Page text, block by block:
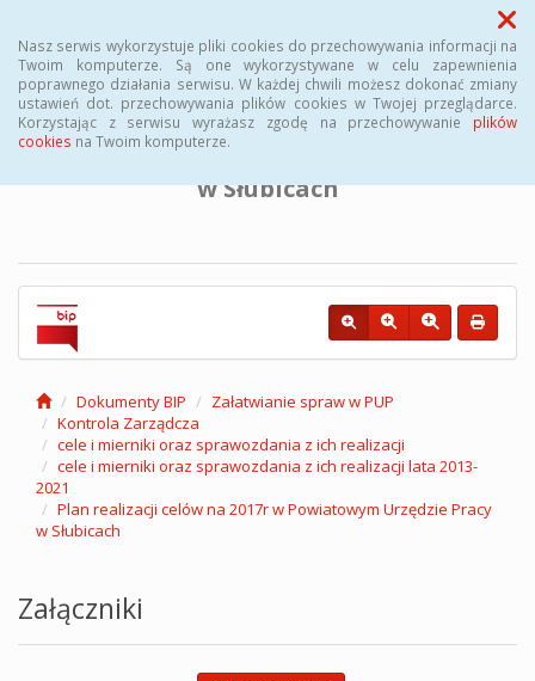
Nasz serwis wykorzystuje pliki cookies do przechowywania informacji na
Twoim komputerze. Są one wykorzystywane w celu zapewnienia
poprawnego działania serwisu. W każdej chwili możesz dokonać zmiany
ustawień dot. przechowywania plików cookies w Twojej przeglądarce.
Korzystając z serwisu wyrażasz zgodę na przechowywanie plików
cookies na Twoim komputerze.
Menu
BIULETYN INFORMACJI PUBLICZNEJ
Powiatowego Urzędu Pracy
w Słubicach
Dokumenty BIP
Załatwianie spraw w PUP
Kontrola Zarządcza
cele i mierniki oraz sprawozdania z ich realizacji
cele i mierniki oraz sprawozdania z ich realizacji lata 2013-
2021
Plan realizacji celów na 2017r w Powiatowym Urzędzie Pracy
w Słubicach
Załączniki